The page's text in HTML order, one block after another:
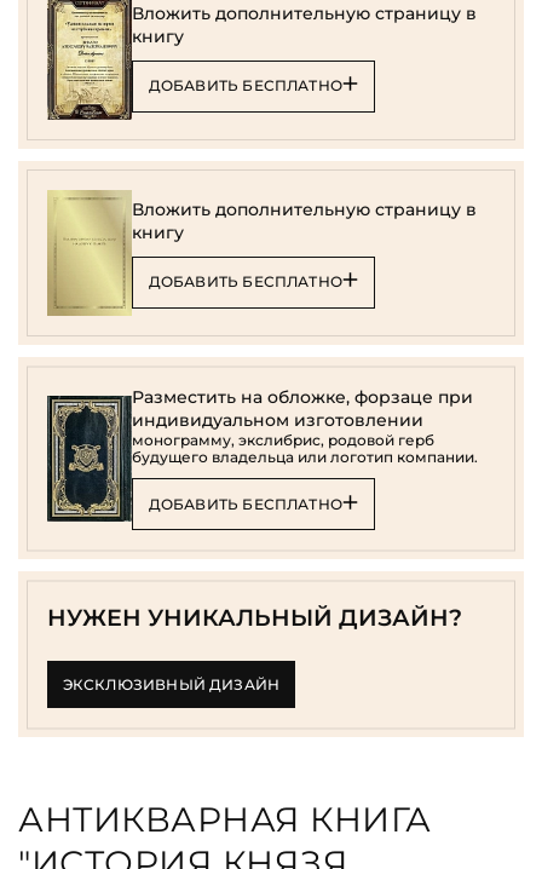
Вложить дополнительную страницу в
книгу
ДОБАВИТЬ БЕСПЛАТНО
Вложить дополнительную страницу в
книгу
ДОБАВИТЬ БЕСПЛАТНО
Разместить на обложке, форзаце при
индивидуальном изготовлении
монограмму, экслибрис, родовой герб
будущего владельца или логотип компании.
ДОБАВИТЬ БЕСПЛАТНО
НУЖЕН УНИКАЛЬНЫЙ ДИЗАЙН?
ЭКСКЛЮЗИВНЫЙ ДИЗАЙН
АНТИКВАРНАЯ КНИГА